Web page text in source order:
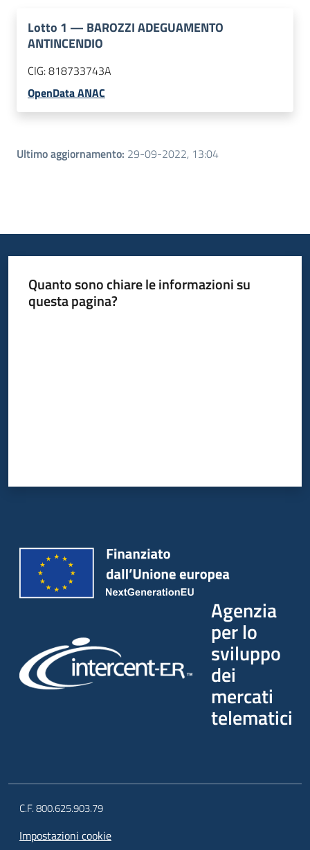
Lotto 1 — BAROZZI ADEGUAMENTO
ANTINCENDIO
CIG:818733743A
OpenData ANAC
Ultimo aggiornamento: 29-09-2022, 13:04
Quanto sono chiare le informazioni su
questa pagina?
Agenzia
per lo
sviluppo
dei
mercati
telematici
C.F. 800.625.903.79
Impostazioni cookie